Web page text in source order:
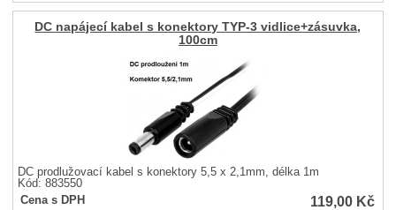
DC napájecí kabel s konektory TYP-3 vidlice+zásuvka,
100cm
DC prodlužovací kabel s konektory 5,5 x 2,1mm, délka 1m
Kód: 883550
Cena s DPH
119,00 Kč